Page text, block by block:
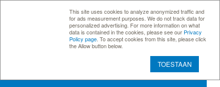
This site uses cookies to analyze anonymized traffic and
for ads measurement purposes. We do not track data for
personalized advertising. For more information on what
data is contained in the cookies, please see our Privacy
Policy page . To accept cookies from this site, please click
the Allow button below.
TOESTAAN